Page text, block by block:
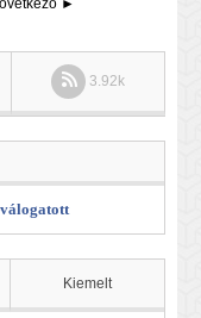
►
3.92k
Kiemelt